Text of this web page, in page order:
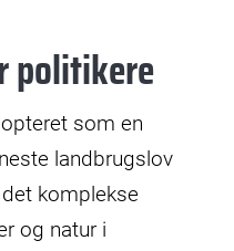
politikere
som en
landbrugslov
komplekse
og natur i